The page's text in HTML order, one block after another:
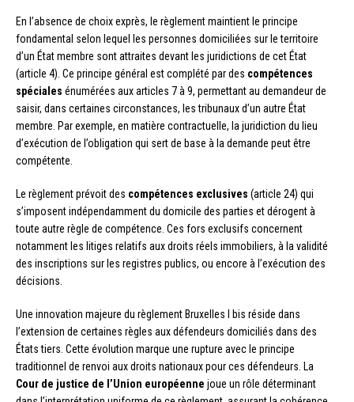
En l’absence de choix exprès, le règlement maintient le principe
fondamental selon lequel les personnes domiciliées sur le territoire
d’un État membre sont attraites devant les juridictions de cet État
(article 4). Ce principe général est complété par des compétences
spéciales énumérées aux articles 7 à 9, permettant au demandeur de
saisir, dans certaines circonstances, les tribunaux d’un autre État
membre. Par exemple, en matière contractuelle, la juridiction du lieu
d’exécution de l’obligation qui sert de base à la demande peut être
compétente.
Le règlement prévoit des compétences exclusives (article 24) qui
s’imposent indépendamment du domicile des parties et dérogent à
toute autre règle de compétence. Ces fors exclusifs concernent
notamment les litiges relatifs aux droits réels immobiliers, à la validité
des inscriptions sur les registres publics, ou encore à l’exécution des
décisions.
Une innovation majeure du règlement Bruxelles I bis réside dans
l’extension de certaines règles aux défendeurs domiciliés dans des
États tiers. Cette évolution marque une rupture avec le principe
traditionnel de renvoi aux droits nationaux pour ces défendeurs. La
Cour de justice de l’Union européenne joue un rôle déterminant